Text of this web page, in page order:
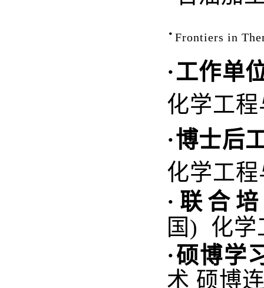
· Frontiers in
·工作单
化学工
·博士后
化学工
· 联合
国 ) 化
·硕博学
术 硕博